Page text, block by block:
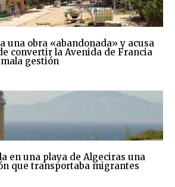
una obra «abandonada» y acusa
convertir la Avenida de Francia
gestión
en una playa de Algeciras una
que transportaba migrantes